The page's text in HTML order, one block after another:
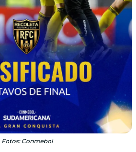
Fotos: Conmebol